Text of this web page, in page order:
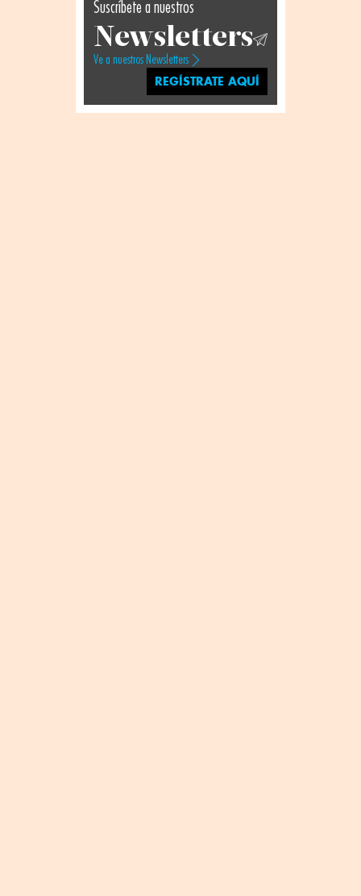
Suscríbete a nuestros
Newsletters
Ve a nuestros Newsletters
REGÍSTRATE AQUÍ